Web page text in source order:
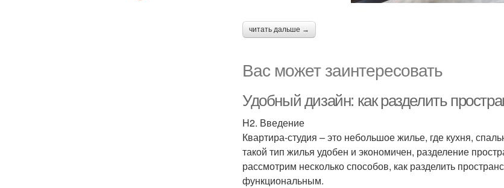
читать дальше →
Вас может заинтересовать
Удобный дизайн: как разделить
H2. Введение
Квартира-студия – это небольшое жилье, где кухня,
такой тип жилья удобен и экономичен, разделение
рассмотрим несколько способов, как разделить
функциональным.